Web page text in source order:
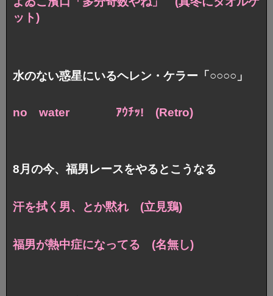
ット)
水のない惑星にいるヘレン・ケラー「○○○○」
no water ｱｳﾁｯ! (Retro)
8月の今、福男レースをやるとこうなる
汗を拭く男、とか黙れ (立見鶏)
福男が熱中症になってる (名無し)